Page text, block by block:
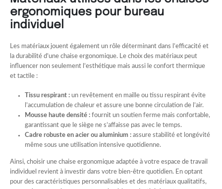
ergonomiques pour bureau
individuel
Les matériaux jouent également un rôle déterminant dans l’efficacité et
la durabilité d’une chaise ergonomique. Le choix des matériaux peut
influencer non seulement l’esthétique mais aussi le confort thermique
et tactile :
Tissu respirant :un revêtement en maille ou tissu respirant évite
l’accumulation de chaleur et assure une bonne circulation de l’air.
Mousse haute densité :fournit un soutien ferme mais confortable,
garantissant que le siège ne s’affaisse pas avec le temps.
Cadre robuste en acier ou aluminium :assure stabilité et longévité
même sous une utilisation intensive quotidienne.
Ainsi, choisir une chaise ergonomique adaptée à votre espace de travail
individuel revient à investir dans votre bien-être quotidien. En optant
pour des caractéristiques personnalisables et des matériaux qualitatifs,